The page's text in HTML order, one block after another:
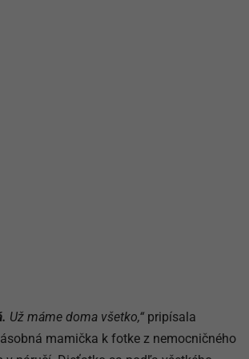
Už máme doma všetko,“ pripísala
mamička k fotke z nemocničného